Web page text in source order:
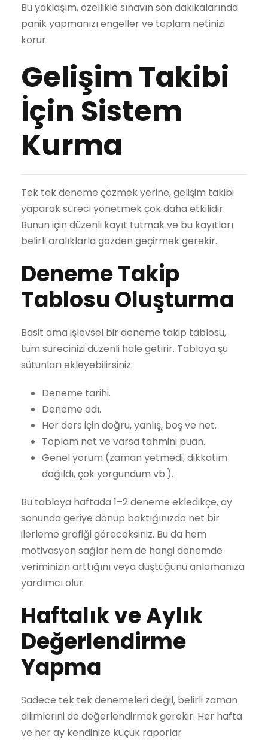
Bu yaklaşım, özellikle sınavın son dakikalarında
panik yapmanızı engeller ve toplam netinizi
korur.
Gelişim Takibi
İçin Sistem
Kurma
Tek tek deneme çözmek yerine, gelişim takibi
yaparak süreci yönetmek çok daha etkilidir.
Bunun için düzenli kayıt tutmak ve bu kayıtları
belirli aralıklarla gözden geçirmek gerekir.
Deneme Takip
Tablosu Oluşturma
Basit ama işlevsel bir deneme takip tablosu,
tüm sürecinizi düzenli hale getirir. Tabloya şu
sütunları ekleyebilirsiniz:
Deneme tarihi.
Deneme adı.
Her ders için doğru, yanlış, boş ve net.
Toplam net ve varsa tahmini puan.
Genel yorum (zaman yetmedi, dikkatim
dağıldı, çok yorgundum vb.).
Bu tabloya haftada 1–2 deneme ekledikçe, ay
sonunda geriye dönüp baktığınızda net bir
ilerleme grafiği göreceksiniz. Bu da hem
motivasyon sağlar hem de hangi dönemde
veriminizin arttığını veya düştüğünü anlamanıza
yardımcı olur.
Haftalık ve Aylık
Değerlendirme
Yapma
Sadece tek tek denemeleri değil, belirli zaman
dilimlerini de değerlendirmek gerekir. Her hafta
ve her ay kendinize küçük raporlar